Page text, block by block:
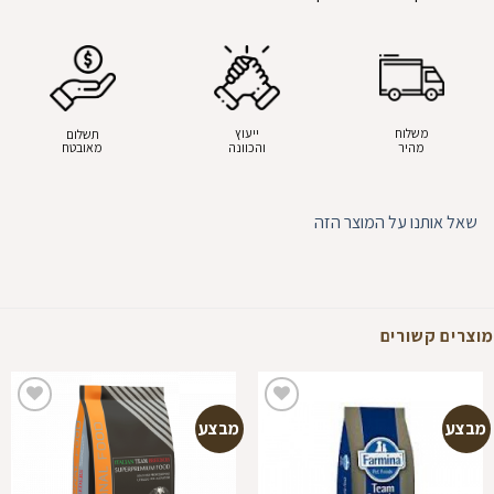
משלוח
מהיר
ייעוץ
והכוונה
תשלום
מאובטח
שאל אותנו על המוצר הזה
מוצרים קשורים
מבצע מבצע